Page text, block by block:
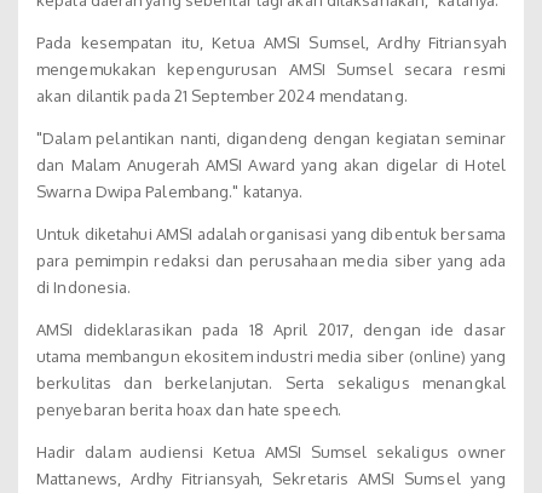
Pada kesempatan itu, Ketua AMSI Sumsel, Ardhy Fitriansyah
mengemukakan kepengurusan AMSI Sumsel secara resmi
akan dilantik pada 21 September 2024 mendatang.
"Dalam pelantikan nanti, digandeng dengan kegiatan seminar
dan Malam Anugerah AMSI Award yang akan digelar di Hotel
Swarna Dwipa Palembang." katanya.
Untuk diketahui AMSI adalah organisasi yang dibentuk bersama
para pemimpin redaksi dan perusahaan media siber yang ada
di Indonesia.
AMSI dideklarasikan pada 18 April 2017, dengan ide dasar
utama membangun ekositem industri media siber (online) yang
berkulitas dan berkelanjutan. Serta sekaligus menangkal
penyebaran berita hoax dan hate speech.
Hadir dalam audiensi Ketua AMSI Sumsel sekaligus owner
Mattanews, Ardhy Fitriansyah, Sekretaris AMSI Sumsel yang